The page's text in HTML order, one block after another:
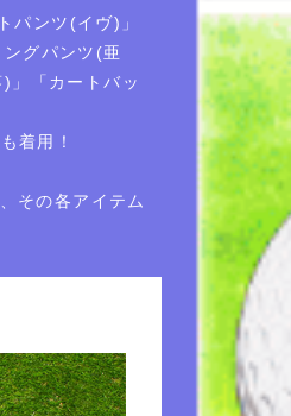
パンツ(イヴ)」
グパンツ(亜
」「カートバッ
着用！
その各アイテム